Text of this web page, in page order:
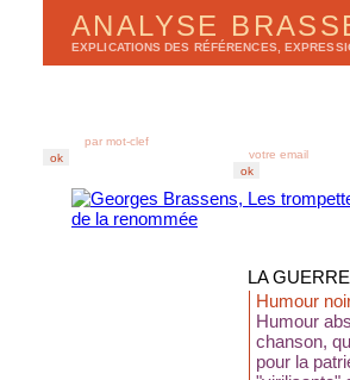
ANALYSE
EXPLICATIONS DES RÉFÉRENCES,
LA
Humour
Humour
chanson,
pour la